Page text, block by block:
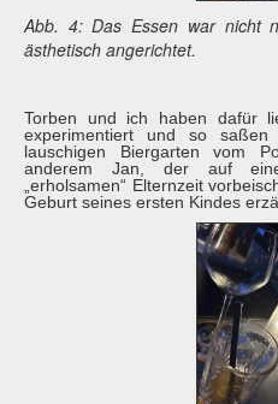
Abb. 4: Das Essen war nicht
ästhetisch angerichtet.
Torben und ich haben dafür
experimentiert und so
lauschigen Biergarten vom
anderem Jan, der auf
„erholsamen“ Elternzeit
Geburt seines ersten Kindes